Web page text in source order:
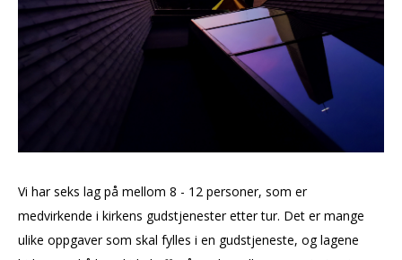
Vi har seks lag på mellom 8 - 12 personer, som er
medvirkende i kirkens gudstjenester etter tur. Det er mange
ulike oppgaver som skal fylles i en gudstjeneste, og lagene